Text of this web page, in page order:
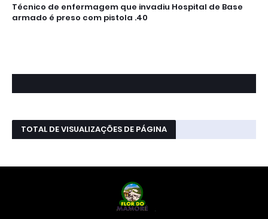
Técnico de enfermagem que invadiu Hospital de Base
armado é preso com pistola .40
TOTAL DE VISUALIZAÇÕES DE PÁGINA